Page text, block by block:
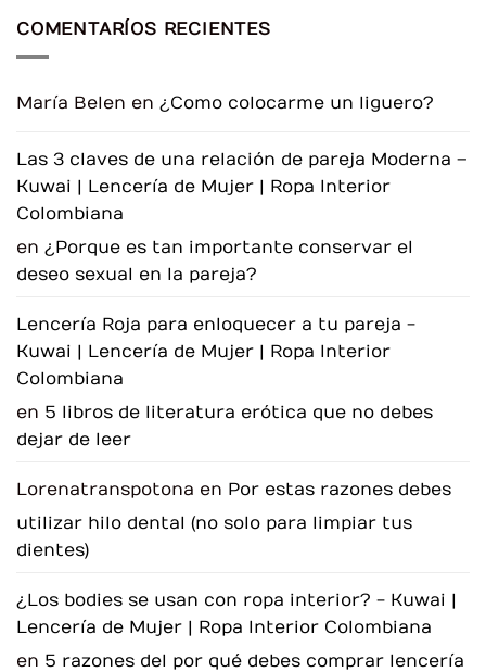
la
Relación
Liguero
en
sexual
ha
cómo
reconectar
con
tu
placer.
COMENTARÍOS RECIENTES
María Belen en ¿Como colocarme un liguero?
Las 3 claves de una relación de pareja Moderna –
Kuwai | Lencería de Mujer | Ropa Interior
Colombiana
en ¿Porque es tan importante conservar el
deseo sexual en la pareja?
Lencería Roja para enloquecer a tu pareja -
Kuwai | Lencería de Mujer | Ropa Interior
Colombiana
en 5 libros de literatura erótica que no debes
dejar de leer
Lorenatranspotona en Por estas razones debes
utilizar hilo dental (no solo para limpiar tus
dientes)
¿Los bodies se usan con ropa interior? - Kuwai |
Lencería de Mujer | Ropa Interior Colombiana
en 5 razones del por qué debes comprar lencería